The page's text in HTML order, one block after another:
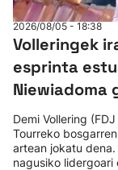
2026/08/05 - 18:38
Volleringek
esprinta
Niewiadoma
Demi Vollering
Tourreko
artean jokatu
nagusiko lidergoari